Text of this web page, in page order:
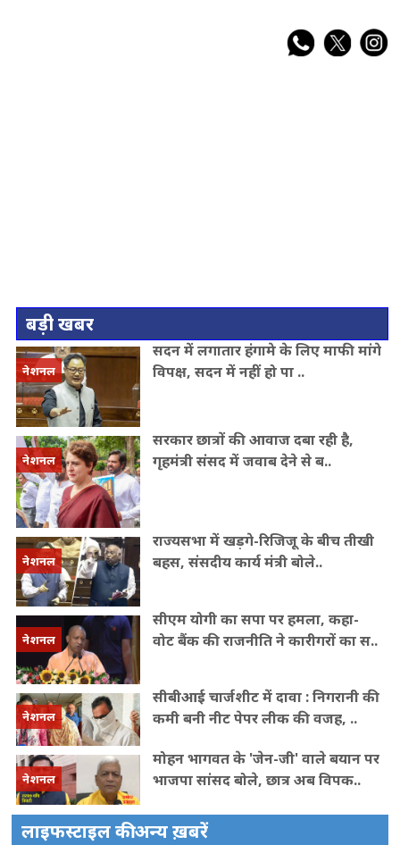
बड़ी खबर
नेशनल
सदन में लगातार हंगामे के लिए माफी मांगे
विपक्ष, सदन में नहीं हो पा ..
नेशनल
सरकार छात्रों की आवाज दबा रही है,
गृहमंत्री संसद में जवाब देने से ब..
नेशनल
राज्यसभा में खड़गे-रिजिजू के बीच तीखी
बहस, संसदीय कार्य मंत्री बोले..
नेशनल
सीएम योगी का सपा पर हमला, कहा-
वोट बैंक की राजनीति ने कारीगरों का स..
नेशनल
सीबीआई चार्जशीट में दावा : निगरानी की
कमी बनी नीट पेपर लीक की वजह, ..
नेशनल
मोहन भागवत के 'जेन-जी' वाले बयान पर
भाजपा सांसद बोले, छात्र अब विपक..
लाइफस्टाइल की अन्य ख़बरें